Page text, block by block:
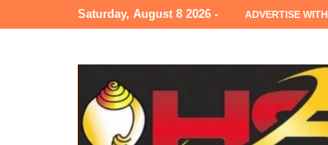
Saturday, August 8 2026 - ADVERTISE